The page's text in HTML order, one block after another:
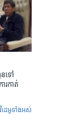
នទៅ
រកាត់
ដេអូ​ទាំង​អស់